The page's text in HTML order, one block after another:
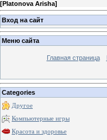
[Platonova Arisha]
Вход на сайт
Меню сайта
Главная страница
Categories
Другое
Компьютерные игры
Красота и здоровье